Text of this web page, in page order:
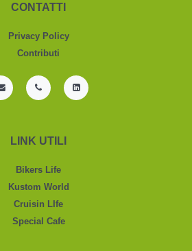
CONTATTI
Privacy Policy
Contributi
LINK UTILI
Bikers Life
Kustom World
Cruisin LIfe
Special Cafe